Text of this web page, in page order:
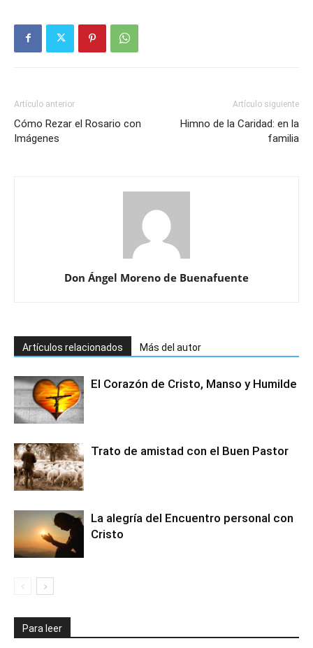
Artículo anterior
Cómo Rezar el Rosario con
Imágenes
Artículo siguiente
Himno de la Caridad: en la
familia
Don Ángel Moreno de Buenafuente
Artículos relacionados Más del autor
El Corazón de Cristo, Manso y Humilde
Trato de amistad con el Buen Pastor
La alegría del Encuentro personal con
Cristo
Para leer